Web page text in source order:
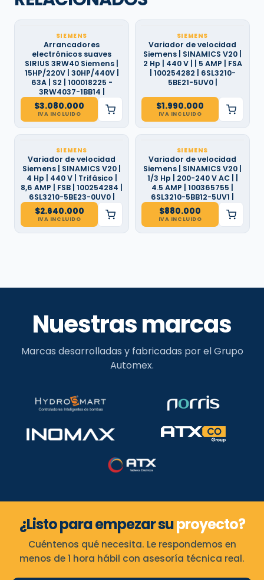
SIEMENS
Arrancadores
electrónicos suaves
SIRIUS 3RW40 Siemens |
15HP/220V | 30HP/440V |
63A | S2 | 100018225 -
3RW4037-1BB14 |
$3.080.000
IVA INCLUIDO
SIEMENS
Variador de velocidad
Siemens | SINAMICS V20 |
2 Hp | 440 V | | 5 AMP | FSA
| 100254282 | 6SL3210-
5BE21-5UV0 |
$1.990.000
IVA INCLUIDO
SIEMENS
Variador de velocidad
Siemens | SINAMICS V20 |
4 Hp | 440 V | Trifásico |
8,6 AMP | FSB | 100254284 |
6SL3210-5BE23-0UV0 |
$2.640.000
IVA INCLUIDO
SIEMENS
Variador de velocidad
Siemens | SINAMICS V20 |
1/3 Hp | 200-240 V AC | |
4.5 AMP | 100365755 |
6SL3210-5BB12-5UV1 |
$880.000
IVA INCLUIDO
Nuestras marcas
Marcas desarrolladas y fabricadas por el Grupo
Automex.
¿Listo para empezar suproyecto?
Cuéntenos qué necesita. Le respondemos en
menos de 1 hora hábil con asesoría técnica real.